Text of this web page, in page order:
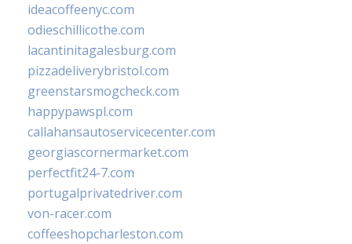
ideacoffeenyc.com
odieschillicothe.com
lacantinitagalesburg.com
pizzadeliverybristol.com
greenstarsmogcheck.com
happypawspl.com
callahansautoservicecenter.com
georgiascornermarket.com
perfectfit24-7.com
portugalprivatedriver.com
von-racer.com
coffeeshopcharleston.com